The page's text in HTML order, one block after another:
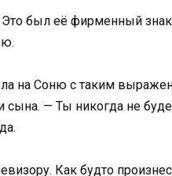
был её фирменный знак
на Соню с таким
сына. — Ты никогда не
Как будто